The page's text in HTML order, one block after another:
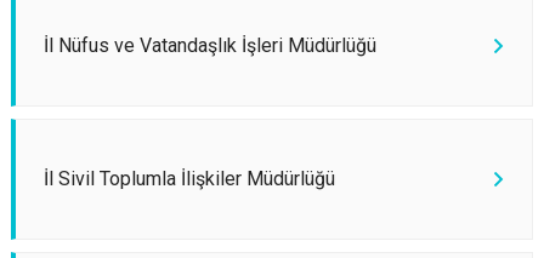
İl Nüfus ve Vatandaşlık İşleri Müdürlüğü
İl Sivil Toplumla İlişkiler Müdürlüğü